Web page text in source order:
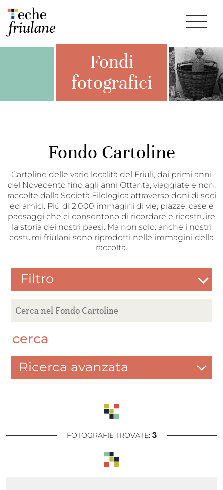
Fondi
fotografici
Fondo Cartoline
Cartoline delle varie località del Friuli, dai primi anni
del Novecento fino agli anni Ottanta, viaggiate e non,
raccolte dalla Società Filologica attraverso doni di soci
ed amici. Più di 2.000 immagini di vie, piazze, case e
paesaggi che ci consentono di ricordare e ricostruire
la storia dei nostri paesi. Ma non solo: anche i nostri
costumi friulani sono riprodotti nelle immagini della
raccolta.
Filtro
cerca
Ricerca avanzata
FOTOGRAFIE TROVATE: 3